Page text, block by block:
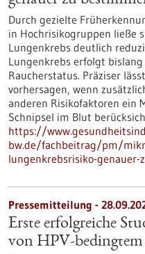
Durch gezielte
in Hochrisikogruppen ließe
Lungenkrebs deutlich
Lungenkrebs erfolgt
Raucherstatus. Präziser
vorhersagen, wenn
anderen Risikofaktoren ein
Schnipsel im Blut
https://
bw.de/fachbeitrag/pm/
lungenkrebsrisiko-genauer-
Pressemitteilung -
Erste erfolgreiche
von HPV-